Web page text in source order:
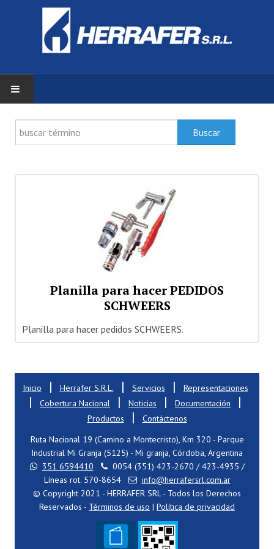
INICIO
ZONA DE CLIENTES
Dónde estamos
Nuestras Marcas
Cobertura Nacional
CONTÁCTENOS
Buscar
Planilla para hacer PEDIDOS
SCHWEERS
Planilla para hacer pedidos SCHWEERS.
Inicio | Herrafer S.R.L. | Servicios | Representaciones
| Cobertura Nacional | Noticias | Documentación |
Productos |
Contáctenos
Ruta Nacional 19 (Camino a Montecristo), Km 320 - Parque
Industrial Mi Granja (5125) - Mi granja, Córdoba, Argentina
351 6594410
0054 (351) 423-2670 / 423-4935 /
Líneas rot. 570-8654
info@herrafersrl.com.ar
© Copyright 2021 - HERRAFER SRL - Todos los Derechos
Reservados - Términos de uso | Política de privacidad